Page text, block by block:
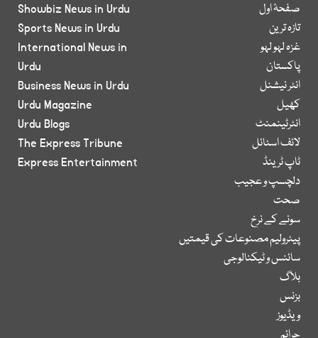
صفحۂ اول
تازہ ترین
غزہ لہو لہو
پاکستان
انٹر نیشنل
کھیل
انٹرٹینمنٹ
لائف اسٹائل
ٹاپ ٹرینڈ
دلچسپ و عجیب
صحت
سونے کے نرخ
پیٹرولیم مصنوعات کی قیمتیں
سائنس و ٹیکنالوجی
بلاگ
بزنس
ویڈیوز
Showbiz News in Urdu
Sports News in Urdu
International News in
Urdu
Business News in Urdu
Urdu Magazine
Urdu Blogs
The Express Tribune
Express Entertainment